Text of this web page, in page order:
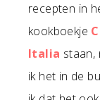
recepten in
kookboekje
Italia staan,
ik het in de